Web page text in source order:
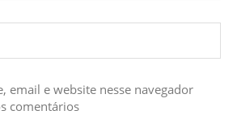
email e website nesse navegador
comentários